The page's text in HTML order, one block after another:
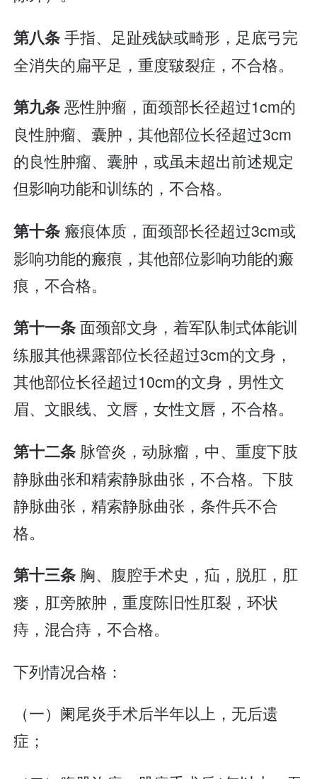
第八条手指、足趾残缺或畸形，足底弓完
全消失的扁平足，重度皲裂症，不合格。
第九条恶性肿瘤，面颈部长径超过1cm的
良性肿瘤、囊肿，其他部位长径超过3cm
的良性肿瘤、囊肿，或虽未超出前述规定
但影响功能和训练的，不合格。
第十条 瘢痕体质，面颈部长径超过3cm或
影响功能的瘢痕，其他部位影响功能的瘢
痕，不合格。
第十一条面颈部文身，着军队制式体能训
练服其他裸露部位长径超过3cm的文身，
其他部位长径超过10cm的文身，男性文
眉、文眼线、文唇，女性文唇，不合格。
第十二条 脉管炎，动脉瘤，中、重度下肢
静脉曲张和精索静脉曲张，不合格。下肢
静脉曲张，精索静脉曲张，条件兵不合
格。
第十三条 胸、腹腔手术史，疝，脱肛，肛
瘘，肛旁脓肿，重度陈旧性肛裂，环状
痔，混合痔，不合格。
下列情况合格：
（一）阑尾炎手术后半年以上，无后遗
症；